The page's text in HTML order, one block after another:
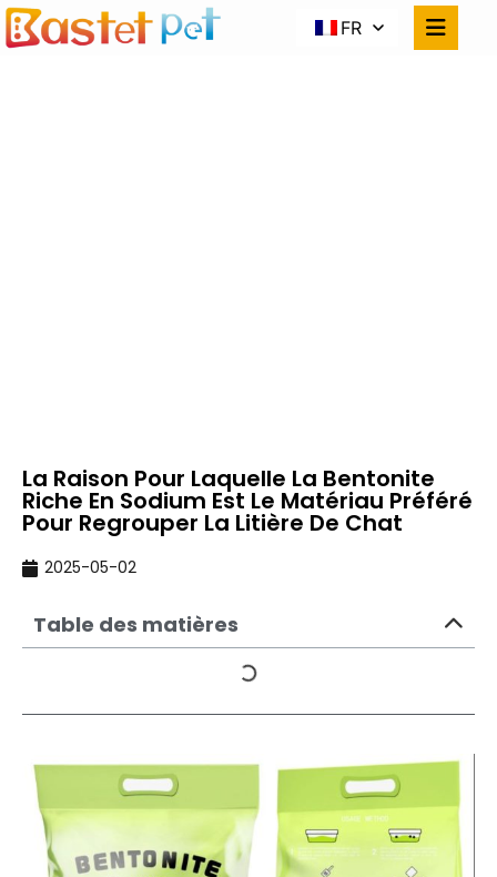
FR
La Raison Pour Laquelle La Bentonite
Riche En Sodium Est Le Matériau Préféré
Pour Regrouper La Litière De Chat
2025-05-02
Table des matières